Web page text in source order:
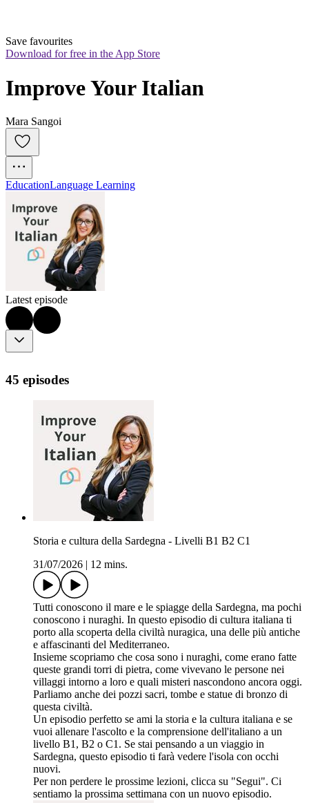
Save favourites
Download for free in the App Store
Improve Your Italian
Mara Sangoi
EducationLanguage Learning
Latest episode
45 episodes
Storia e cultura della Sardegna - Livelli B1 B2 C1
31/07/2026
12 mins.
Tutti conoscono il mare e le spiagge della Sardegna, ma pochi
conoscono i nuraghi. In questo episodio di cultura italiana ti
porto alla scoperta della civiltà nuragica, una delle più antiche
e affascinanti del Mediterraneo.
Insieme scopriamo che cosa sono i nuraghi, come erano fatte
queste grandi torri di pietra, come vivevano le persone nei
villaggi intorno a loro e quali misteri nascondono ancora oggi.
Parliamo anche dei pozzi sacri, tombe e statue di bronzo di
questa civiltà.
Un episodio perfetto se ami la storia e la cultura italiana e se
vuoi allenare l'ascolto e la comprensione dell'italiano a un
livello B1, B2 o C1. Se stai pensando a un viaggio in
Sardegna, questo episodio ti farà vedere l'isola con occhi
nuovi.
Per non perdere le prossime lezioni, clicca su "Segui". Ci
sentiamo la prossima settimana con un nuovo episodio.